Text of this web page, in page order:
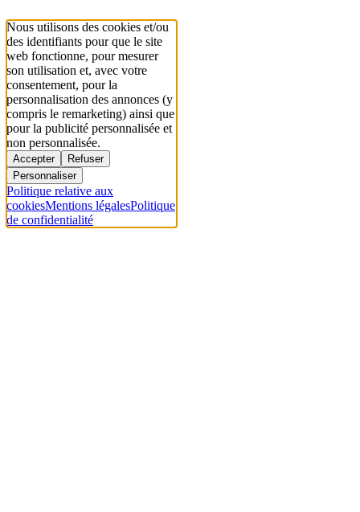
Nous utilisons des cookies et/ou
des identifiants pour que le site
web fonctionne, pour mesurer
son utilisation et, avec votre
consentement, pour la
personnalisation des annonces (y
compris le remarketing) ainsi que
pour la publicité personnalisée et
non personnalisée.
Accepter
Refuser
Personnaliser
Politique relative aux
cookiesMentions légalesPolitique
de confidentialité